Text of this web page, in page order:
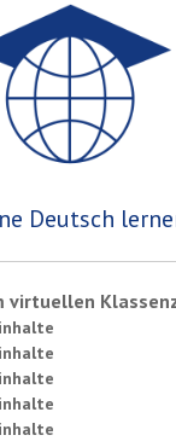
Deutsch
virtuellen